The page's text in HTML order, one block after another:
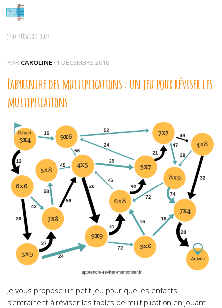
Skip to content
JEUX PÉDAGOGIQUES
PAR CAROLINE · 1 DÉCEMBRE 2018
Labyrinthe des multiplications : un jeu pour réviser les
multiplications
Je vous propose un petit jeu pour que les enfants
s’entraînent à réviser les tables de multiplication en jouant